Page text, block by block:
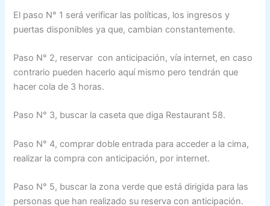
El paso N° 1 será verificar las políticas, los ingresos y
puertas disponibles ya que, cambian constantemente.
Paso N° 2, reservar con anticipación, vía internet, en caso
contrario pueden hacerlo aquí mismo pero tendrán que
hacer cola de 3 horas.
Paso N° 3, buscar la caseta que diga Restaurant 58.
Paso N° 4, comprar doble entrada para acceder a la cima,
realizar la compra con anticipación, por internet.
Paso N° 5, buscar la zona verde que está dirigida para las
personas que han realizado su reserva con anticipación.